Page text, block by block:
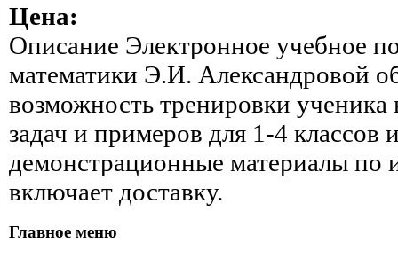
Цена:
Описание Электронное учебное
математики Э.И. Александровой
возможность тренировки
задач и примеров для 1-4 классов
демонстрационные материалы по
включает доставку.
Главное меню